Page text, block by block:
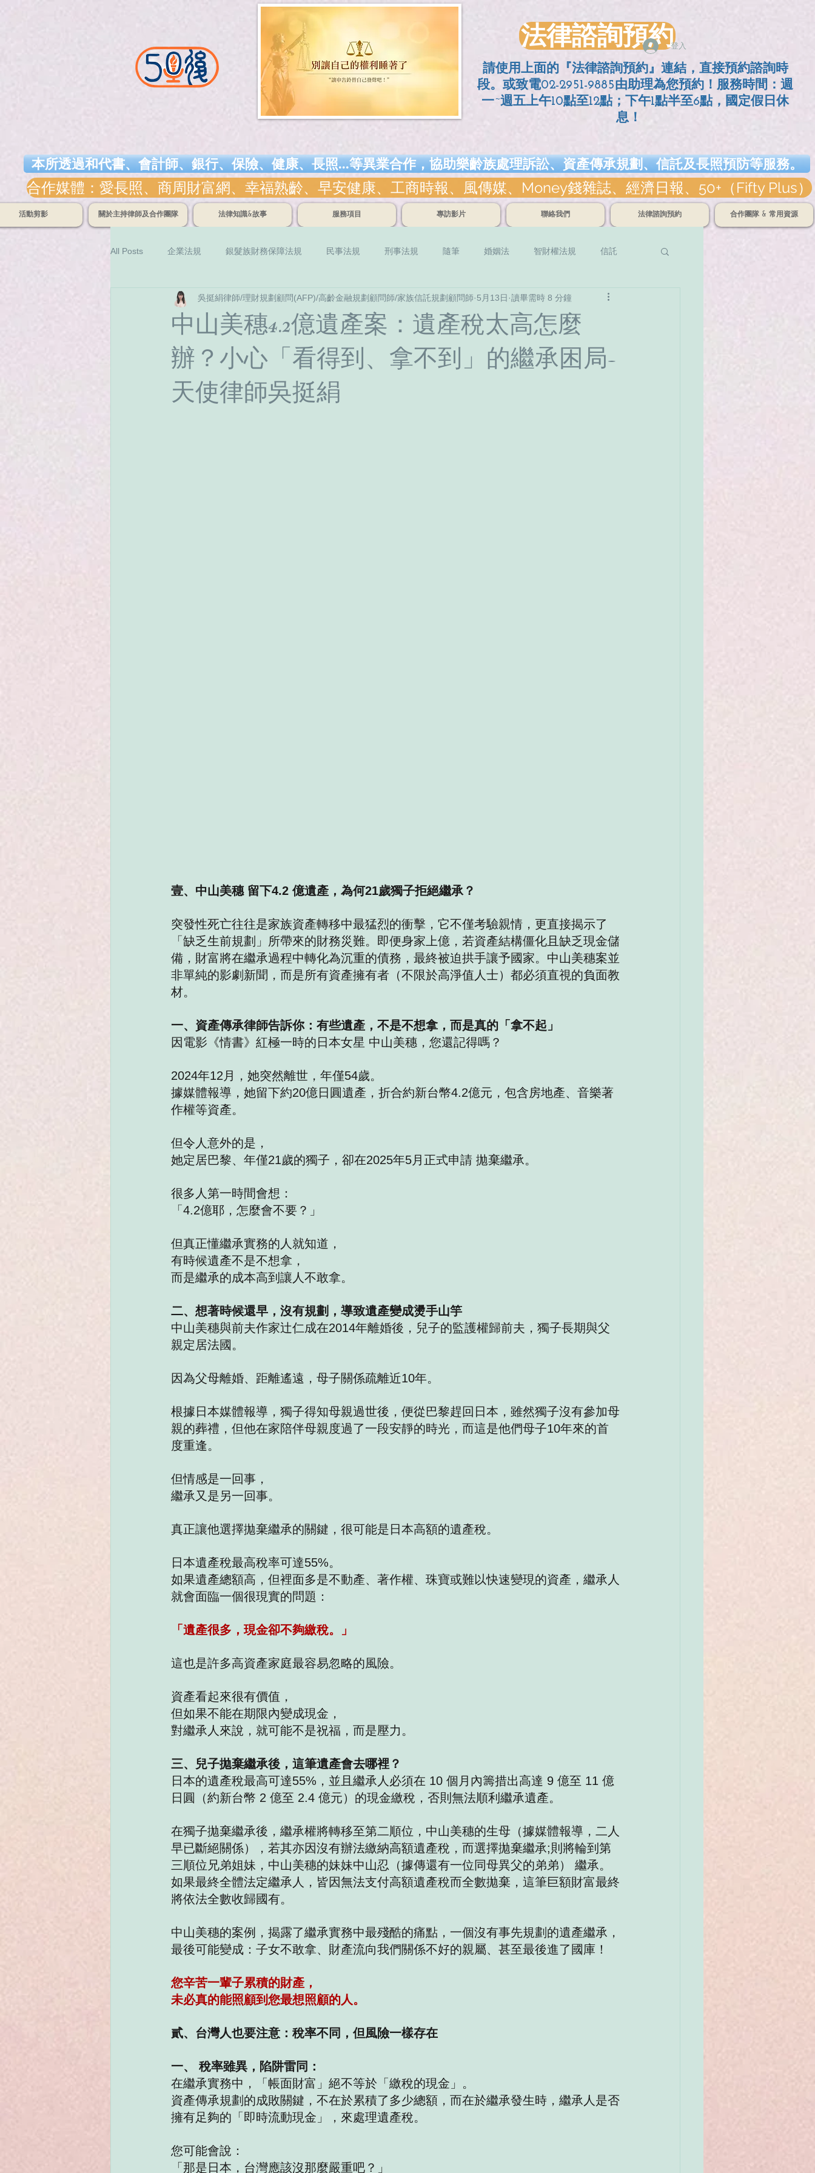
法律諮詢預約登入
請使用上面的『法律諮詢預約』連結，直接預約諮詢時
段。或致電02-2951-9885由助理為您預約！服務時間：週
一~週五上午10點至12點；
下午1點半至6點，國定假日休
息！
本所透過和代書、會計師、銀行、保險、健康、長照...等異業合作，協助樂齡族處理訴訟、資產傳承規劃、信託及長照預防等服務。
合作媒體：愛長照、商周財富網、幸福熟齡、早安健康、工商時報、風傳媒、Money錢雜誌、經濟日報、50+（Fifty Plus）
活動剪影 關於主持律師及合作團隊 法律知識&故事 服務項目 專訪影片 聯絡我們 法律諮詢預約 合作團隊 & 常用資源
All Posts 企業法規 銀髮族財務保障法規 民事法規 刑事法規 隨筆 婚姻法 智財權法規 信託
保險 稅務相關 不動產 長照/監護宣告 家庭信託與資產規劃 談錢說愛 名人案例
中山美穗4.2億遺產案：遺產稅太高怎麼
辦？小心「看得到、拿不到」的繼承困局-
天使律師吳挺絹
吳挺絹律師/理財規劃顧問(AFP)/高齡金融規劃顧問師/家族信託規劃顧問師 5月13日 讀畢需時 8 分鐘
壹、中山美穗 留下4.2 億遺產，為何21歲獨子拒絕繼承？
突發性死亡往往是家族資產轉移中最猛烈的衝擊，它不僅考驗親情，更直接揭示了
「缺乏生前規劃」所帶來的財務災難。即便身家上億，若資產結構僵化且缺乏現金儲
備，財富將在繼承過程中轉化為沉重的債務，最終被迫拱手讓予國家。中山美穗案並
非單純的影劇新聞，而是所有資產擁有者（不限於高淨值人士）都必須直視的負面教
材。
一、資產傳承律師告訴你：有些遺產，不是不想拿，而是真的「拿不起」
因電影《情書》紅極一時的日本女星 中山美穗，您還記得嗎？
2024年12月，她突然離世，年僅54歲。
據媒體報導，她留下約20億日圓遺產，折合約新台幣4.2億元，包含房地產、音樂著
作權等資產。
但令人意外的是，
她定居巴黎、年僅21歲的獨子，卻在2025年5月正式申請 拋棄繼承。
很多人第一時間會想：
「4.2億耶，怎麼會不要？」
但真正懂繼承實務的人就知道，
有時候遺產不是不想拿，
而是繼承的成本高到讓人不敢拿。
二、想著時候還早，沒有規劃，導致遺產變成燙手山竽
中山美穗與前夫作家辻仁成在2014年離婚後，兒子的監護權歸前夫，獨子長期與父
親定居法國。
因為父母離婚、距離遙遠，母子關係疏離近10年。
根據日本媒體報導，獨子得知母親過世後，便從巴黎趕回日本，雖然獨子沒有參加母
親的葬禮，但他在家陪伴母親度過了一段安靜的時光，而這是他們母子10年來的首
度重逢。
但情感是一回事，
繼承又是另一回事。
真正讓他選擇拋棄繼承的關鍵，很可能是日本高額的遺產稅。
日本遺產稅最高稅率可達55%。
如果遺產總額高，但裡面多是不動產、著作權、珠寶或難以快速變現的資產，繼承人
就會面臨一個很現實的問題：
「遺產很多，現金卻不夠繳稅。」
這也是許多高資產家庭最容易忽略的風險。
資產看起來很有價值，
但如果不能在期限內變成現金，
對繼承人來說，就可能不是祝福，而是壓力。
三、兒子拋棄繼承後，這筆遺產會去哪裡？
日本的遺產稅最高可達55%，並且繼承人必須在 10 個月內籌措出高達 9 億至 11 億
日圓（約新台幣 2 億至 2.4 億元）的現金繳稅，否則無法順利繼承遺產。
在獨子拋棄繼承後，繼承權將轉移至第二順位，中山美穗的生母（據媒體報導，二人
早已斷絕關係），若其亦因沒有辦法繳納高額遺產稅，而選擇拋棄繼承;則將輪到第
三順位兄弟姐妹，中山美穗的妹妹中山忍（據傳還有一位同母異父的弟弟） 繼承。
如果最終全體法定繼承人，皆因無法支付高額遺產稅而全數拋棄，這筆巨額財富最終
將依法全數收歸國有。
中山美穗的案例，揭露了繼承實務中最殘酷的痛點，一個沒有事先規劃的遺產繼承，
最後可能變成：子女不敢拿、財產流向我們關係不好的親屬、甚至最後進了國庫！
您辛苦一輩子累積的財產，
未必真的能照顧到您最想照顧的人。
貳、台灣人也要注意：稅率不同，但風險一樣存在
一、 稅率雖異，陷阱雷同：
在繼承實務中，「帳面財富」絕不等於「繳稅的現金」。
資產傳承規劃的成敗關鍵，不在於累積了多少總額，而在於繼承發生時，繼承人是否
擁有足夠的「即時流動現金」，來處理遺產稅。
您可能會說：
「那是日本，台灣應該沒那麼嚴重吧？」